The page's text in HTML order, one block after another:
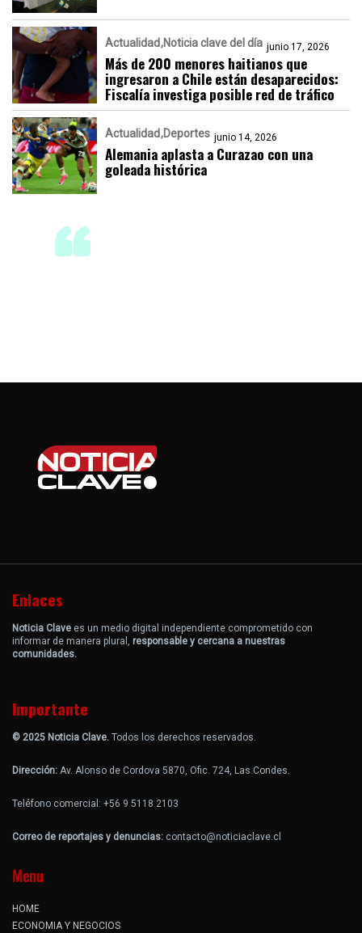
Actualidad Noticia clave del día junio 17, 2026
Más de 200 menores haitianos que
ingresaron a Chile están desaparecidos:
Fiscalía investiga posible red de tráfico
Actualidad Deportes junio 14, 2026
Alemania aplasta a Curazao con una
goleada histórica
Enlaces
Noticia Clave es un medio digital independiente comprometido con
informar de manera plural, responsable y cercana a nuestras
comunidades.
Importante
© 2025 Noticia Clave. Todos los derechos reservados.
Dirección: Av. Alonso de Cordova 5870, Ofic. 724, Las Condes.
Teléfono comercial: +56 9 5118 2103
Correo de reportajes y denuncias: contacto@noticiaclave.cl
Menu
HOME
ECONOMIA Y NEGOCIOS